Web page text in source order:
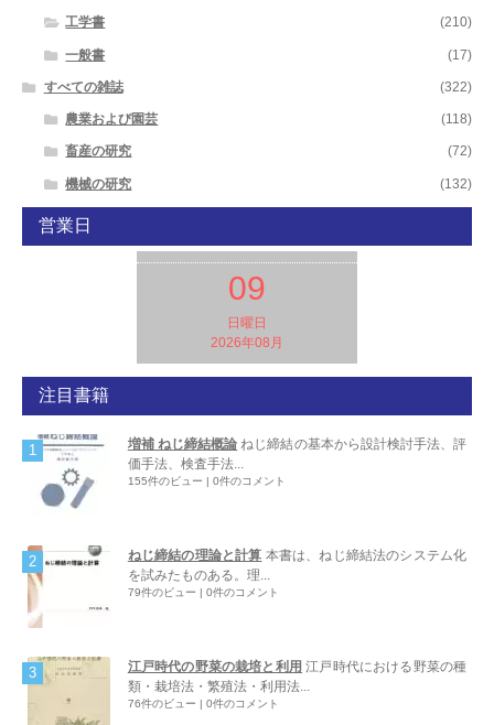
工学書 (210)
一般書 (17)
すべての雑誌 (322)
農業および園芸 (118)
畜産の研究 (72)
機械の研究 (132)
営業日
09
日曜日
2026年08月
注目書籍
増補 ねじ締結概論 ねじ締結の基本から設計検討手法、評
価手法、検査手法...
155件のビュー 0件のコメント
ねじ締結の理論と計算 本書は、ねじ締結法のシステム化
を試みたものある。理...
79件のビュー 0件のコメント
江戸時代の野菜の栽培と利用 江戸時代における野菜の種
類・栽培法・繁殖法・利用法...
76件のビュー 0件のコメント